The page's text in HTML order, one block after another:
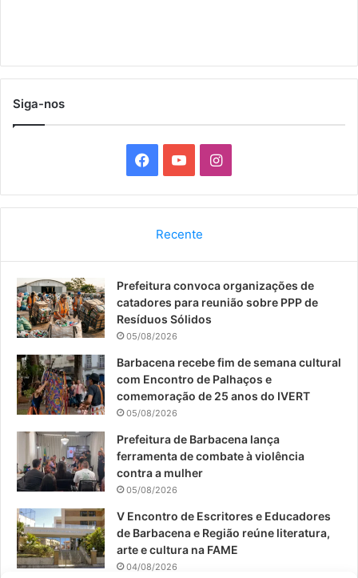
Siga-nos
a
b
o
k
o
u
b
I
n
a
a
Recente
Prefeitura convoca organizações de
catadores para reunião sobre PPP de
Resíduos Sólidos
05/08/2026
Barbacena recebe fim de semana cultural
com Encontro de Palhaços e
comemoração de 25 anos do IVERT
05/08/2026
Prefeitura de Barbacena lança
ferramenta de combate à violência
contra a mulher
05/08/2026
V Encontro de Escritores e Educadores
de Barbacena e Região reúne literatura,
arte e cultura na FAME
04/08/2026